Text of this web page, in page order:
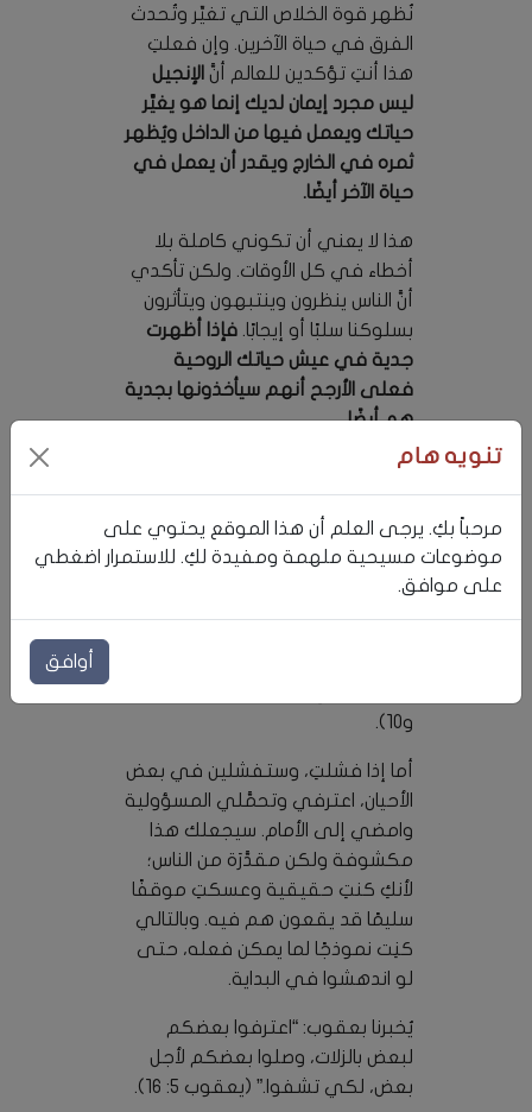
نُظهر قوة الخلاص التي تغيِّر وتُحدث
الفرق في حياة الآخرين. وإن فعلتِ
هذا أنتِ تؤكدين للعالم أنَّ الإنجيل
ليس مجرد إيمان لديك إنما هو يغيِّر
حياتك ويعمل فيها من الداخل ويُظهر
ثمره في الخارج ويقدر أن يعمل في
حياة الآخر أيضًا.
هذا لا يعني أن تكوني كاملة بلا
أخطاء في كل الأوقات. ولكن تأكدي
أنَّ الناس ينظرون وينتبهون ويتأثرون
بسلوكنا سلبًا أو إيجابًا. فإذا أظهرت
جدية في عيش حياتك الروحية
فعلى الأرجح أنهم سيأخذونها بجدية
هم أيضًا.
انطباعات حقيقية
ليس أي منا أفضل أو أقدس من الآخر،
فقاومي الرغبة في التظاهر بذلك.
و10).
أما إذا فشلتِ، وستفشلين في بعض
الأحيان، اعترفي وتحمَّلي المسؤولية
وامضي إلى الأمام. سيجعلك هذا
مكشوفة ولكن مقدَّرَة من الناس؛
لأنكِ كنتِ حقيقية وعسكتِ موقفًا
سليمًا قد يقعون هم فيه. وبالتالي
كنِت نموذجًا لما يمكن فعله، حتى
لو اندهشوا في البداية.
يُخبرنا بعقوب: “اعترفوا بعضكم
لبعض بالزلات، وصلوا بعضكم لأجل
بعض، لكي تشفوا.” (يعقوب 5: 16).
تنويه هام
مرحباً بكِ. يرجى العلم أن هذا الموقع يحتوي على
موضوعات مسيحية ملهمة ومفيدة لكِ. للاستمرار اضغطي
على موافق.
أوافق